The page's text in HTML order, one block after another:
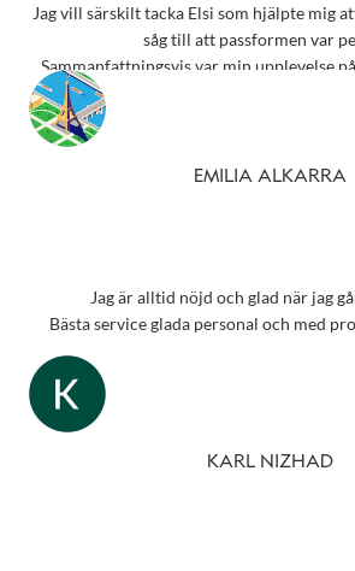
Jag vill särskilt tacka Elsi som hjälpte mig
såg till att passformen var
Sammanfattningsvis var min upplevelse på mycket positiv. Jag
rekommenderar starkt detta ställe till
EMILIA ALKARRA
Jag är alltid nöjd och glad när jag
Bästa
KARL NIZHAD